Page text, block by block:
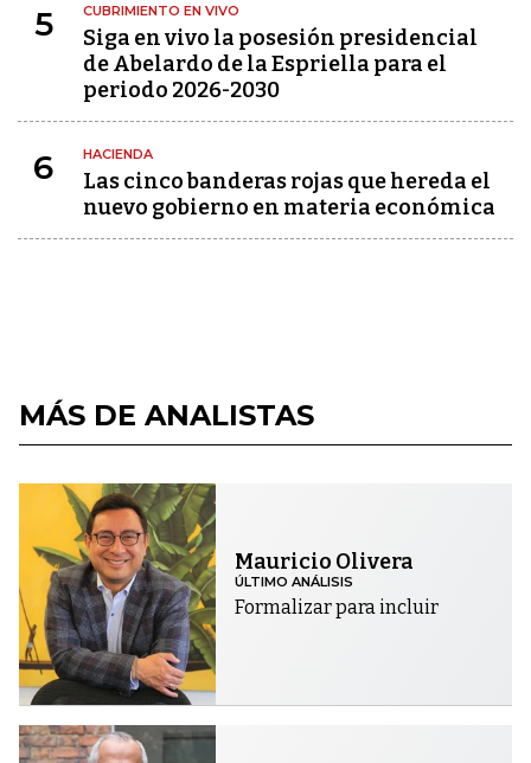
5 CUBRIMIENTO EN VIVO
Siga en vivo la posesión presidencial
de Abelardo de la Espriella para el
periodo 2026-2030
6 HACIENDA
Las cinco banderas rojas que hereda el
nuevo gobierno en materia económica
MÁS DE ANALISTAS
Mauricio Olivera
ÚLTIMO ANÁLISIS
Formalizar para incluir